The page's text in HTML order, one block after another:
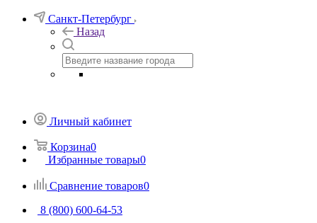
Санкт-Петербург
Назад
Личный кабинет
Корзина0
Избранные товары0
Сравнение товаров0
8 (800) 600-64-53